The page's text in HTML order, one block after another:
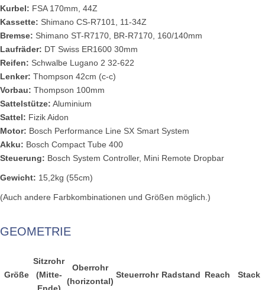
Kurbel: FSA 170mm, 44Z
Kassette: Shimano CS-R7101, 11-34Z
Bremse: Shimano ST-R7170, BR-R7170, 160/140mm
Laufräder: DT Swiss ER1600 30mm
Reifen: Schwalbe Lugano 2 32-622
Lenker: Thompson 42cm (c-c)
Vorbau: Thompson 100mm
Sattelstütze: Aluminium
Sattel: Fizik Aidon
Motor: Bosch Performance Line SX Smart System
Akku: Bosch Compact Tube 400
Steuerung: Bosch System Controller, Mini Remote Dropbar
Gewicht: 15,2kg (55cm)
(Auch andere Farbkombinationen und Größen möglich.)
GEOMETRIE
Größe
Sitzrohr
(Mitte-
Oberrohr
(horizontal)
Steuerrohr Radstand Reach Stack